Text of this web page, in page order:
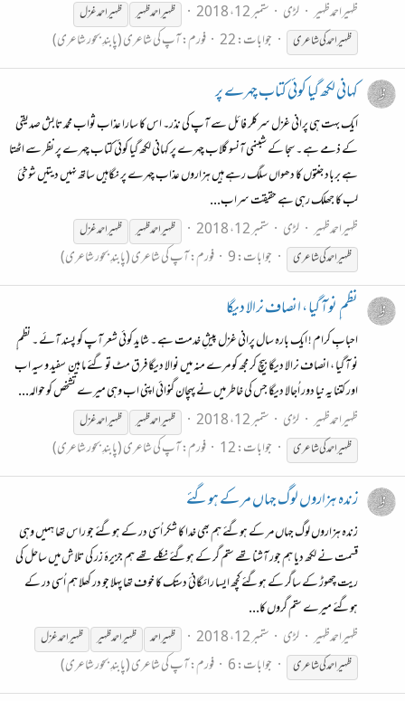
ظہیراحمدظہیر لڑی ستمبر 12، 2018 ظہیر احمد ظہیر ظہیراحمدغزل
ظہیراحمدکی شاعری جوابات: 22 فورم:آپ کی شاعری (پابندِ بحور شاعری)
کہانی لکھ گیا کوئی کتاب چہرے پر
ایک بہت ہی پرانی غزل سرکلر فائل سے آپ کی نذر۔ اس کا سارا عذاب ثواب محمد تابش صدیقی
کے ذمے ہے ۔ سجا کے شبنمی آنسو گلاب چہرے پر کہانی لکھ گیا کوئی کتاب چہرے پر نظر سے اٹھتا
ہے برباد جنتوں کا دھواں سلگ رہے ہیں ہزاروں عذاب چہرے پر نگاہیں ساتھ نہیں دیتیں شوخیٔ
لب کا جھلک رہی ہے حقیقت سراب...
ظہیراحمدظہیر لڑی ستمبر 12، 2018 ظہیر احمد ظہیر ظہیراحمدغزل
ظہیراحمدکی شاعری جوابات: 9 فورم:آپ کی شاعری (پابندِ بحور شاعری)
نظم ِ نو آ گیا ، انصاف نرالا دیگا
احبابِ کرام ! ایک بارہ سال پرانی غزل پیشِ خدمت ہے ۔ شاید کوئی شعر آپ کو پسند آئے ۔ نظم ِ
نو آ گیا ، انصاف نرالا دیگا بیچ کر مجھ کو مرے منہ میں نوالا دیگا فرق مٹ تو گئے مابین ِ سفید و سیہ اب
اور کتنا یہ نیا دور اُجالا دیگا جس کی خاطر میں نے پہچان گنوائی اپنی اب وہی میرے تشخص کو حوالہ...
ظہیراحمدظہیر لڑی ستمبر 12، 2018 ظہیر احمد ظہیر ظہیراحمدغزل
ظہیراحمدکی شاعری جوابات: 12 فورم:آپ کی شاعری (پابندِ بحور شاعری)
زندہ ہزاروں لوگ جہاں مر کے ہوگئے
زندہ ہزاروں لوگ جہاں مر کے ہوگئے ہم بھی خدا کا شکر اُسی در کے ہوگئے جو راس تھا ہمیں وہی
قسمت نے لکھ دیا ہم جور آشنا تھے ستم گر کے ہوگئے نکلے تھے ہم جزیرۂ زر کی تلاش میں ساحل کی
ریت چھوڑ کے ساگر کے ہوگئے کچھ ایسا رائگانیٔ دستک کا خوف تھا پہلا جو در کھلا ہم اُسی در کے
ہوگئے میرے ستم گروں کا...
ظہیراحمدظہیر لڑی ستمبر 12، 2018 ظہیر احمد ظہیر احمد ظہیر ظہیراحمدغزل
ظہیراحمدکی شاعری جوابات: 6 فورم:آپ کی شاعری (پابندِ بحور شاعری)